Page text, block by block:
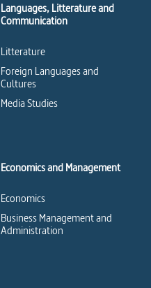
Languages, Litterature and
Communication
Litterature
Foreign Languages and
Cultures
Media Studies
Economics and Management
Economics
Business Management and
Administration